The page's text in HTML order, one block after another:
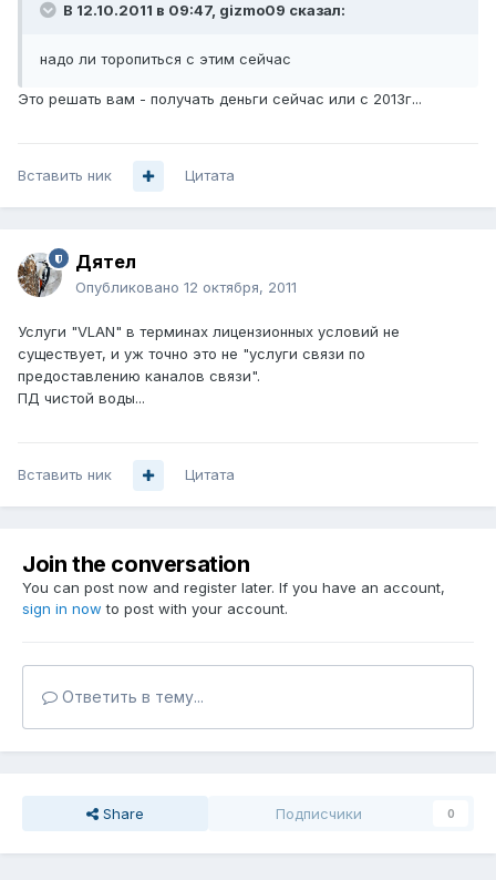
В 12.10.2011 в 09:47, gizmo09 сказал:
надо ли торопиться с этим сейчас
Это решать вам - получать деньги сейчас или с 2013г...
Вставить ник Цитата
Дятел
Опубликовано 12 октября, 2011
Услуги "VLAN" в терминах лицензионных условий не
существует, и уж точно это не "услуги связи по
предоставлению каналов связи".
ПД чистой воды...
Вставить ник Цитата
Join the conversation
You can post now and register later. If you have an account,
sign in now to post with your account.
Ответить в тему...
Share Подписчики 0